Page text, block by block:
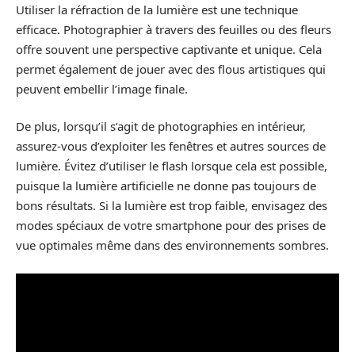
Utiliser la réfraction de la lumière est une technique
efficace. Photographier à travers des feuilles ou des fleurs
offre souvent une perspective captivante et unique. Cela
permet également de jouer avec des flous artistiques qui
peuvent embellir l’image finale.
De plus, lorsqu’il s’agit de photographies en intérieur,
assurez-vous d’exploiter les fenêtres et autres sources de
lumière. Évitez d’utiliser le flash lorsque cela est possible,
puisque la lumière artificielle ne donne pas toujours de
bons résultats. Si la lumière est trop faible, envisagez des
modes spéciaux de votre smartphone pour des prises de
vue optimales même dans des environnements sombres.